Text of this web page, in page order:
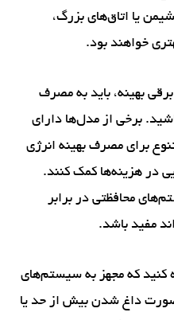
یا اتاق‌های بزرگ،
خواهند بود.
بهینه، باید به مصرف
برخی از مدل‌ها دارای
برای مصرف بهینه انرژی
در هزینه‌ها کمک کنند.
محافظتی در برابر
مفید باشد.
کنید که مجهز به سیستم‌های
صورت داغ شدن بیش از حد یا